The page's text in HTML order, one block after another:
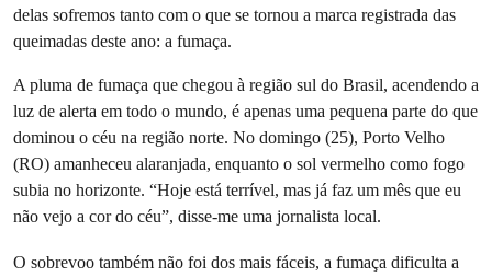
delas sofremos tanto com o que se tornou a marca registrada das
queimadas deste ano: a fumaça.
A pluma de fumaça que chegou à região sul do Brasil, acendendo a
luz de alerta em todo o mundo, é apenas uma pequena parte do que
dominou o céu na região norte. No domingo (25), Porto Velho
(RO) amanheceu alaranjada, enquanto o sol vermelho como fogo
subia no horizonte. “Hoje está terrível, mas já faz um mês que eu
não vejo a cor do céu”, disse-me uma jornalista local.
O sobrevoo também não foi dos mais fáceis, a fumaça dificulta a